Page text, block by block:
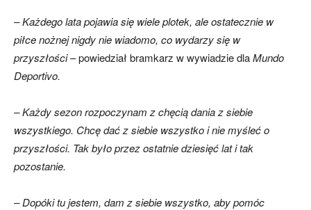
– Każdego lata pojawia się wiele plotek, ale ostatecznie w
piłce nożnej nigdy nie wiadomo, co wydarzy się w
przyszłości– powiedział bramkarz w wywiadzie dlaMundo
Deportivo.
– Każdy sezon rozpoczynam z chęcią dania z siebie
wszystkiego. Chcę dać z siebie wszystko i nie myśleć o
przyszłości. Tak było przez ostatnie dziesięć lat i tak
pozostanie.
– Dopóki tu jestem, dam z siebie wszystko, aby pomóc